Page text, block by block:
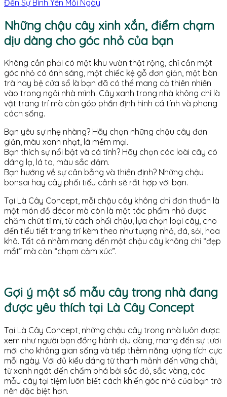
Những chậu cây xinh xắn, điểm chạm
dịu dàng cho góc nhỏ của bạn
Không cần phải có một khu vườn thật rộng, chỉ cần một
góc nhỏ có ánh sáng, một chiếc kệ gỗ đơn giản, một bàn
trà hay bệ cửa sổ là bạn đã có thể mang cả thiên nhiên
vào trong ngôi nhà mình. Cây xanh trong nhà không chỉ là
vật trang trí mà còn góp phần định hình cá tính và phong
cách sống.
Bạn yêu sự nhẹ nhàng? Hãy chọn những chậu cây đơn
giản, màu xanh nhạt, lá mềm mại.
Bạn thích sự nổi bật và cá tính? Hãy chọn các loài cây có
dáng lạ, lá to, màu sắc đậm.
Bạn hướng về sự cân bằng và thiền định? Những chậu
bonsai hay cây phối tiểu cảnh sẽ rất hợp với bạn.
Tại Là Cây Concept, mỗi chậu cây không chỉ đơn thuần là
một món đồ décor mà còn là một tác phẩm nhỏ được
chăm chút tỉ mỉ, từ cách phối chậu, lựa chọn loại cây, cho
đến tiểu tiết trang trí kèm theo như tượng nhỏ, đá, sỏi, hoa
khô. Tất cả nhằm mang đến một chậu cây không chỉ “đẹp
mắt” mà còn “chạm cảm xúc”.
Gợi ý một số mẫu cây trong nhà đang
được yêu thích tại Là Cây Concept
Tại Là Cây Concept, những chậu cây trong nhà luôn được
xem như người bạn đồng hành dịu dàng, mang đến sự tươi
mới cho không gian sống và tiếp thêm năng lượng tích cực
mỗi ngày. Với đủ kiểu dáng từ thanh mảnh đến vững chãi,
từ xanh ngát đến chấm phá bởi sắc đỏ, sắc vàng, các
mẫu cây tại tiệm luôn biết cách khiến góc nhỏ của bạn trở
nên đặc biệt hơn.